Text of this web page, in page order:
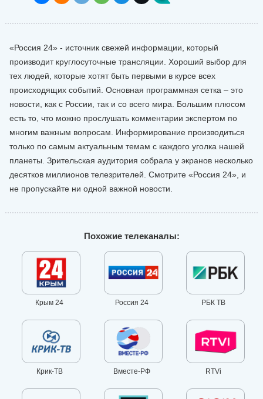
«Россия 24» - источник свежей информации, который
производит круглосуточные трансляции. Хороший выбор для
тех людей, которые хотят быть первыми в курсе всех
происходящих событий. Основная программная сетка – это
новости, как с России, так и со всего мира. Большим плюсом
есть то, что можно прослушать комментарии экспертом по
многим важным вопросам. Информирование производиться
только по самым актуальным темам с каждого уголка нашей
планеты. Зрительская аудитория собрала у экранов несколько
десятков миллионов телезрителей. Смотрите «Россия 24», и
не пропускайте ни одной важной новости.
Похожие телеканалы:
Крым 24 Россия 24 РБК ТВ
Крик-ТВ Вместе-РФ RTVi